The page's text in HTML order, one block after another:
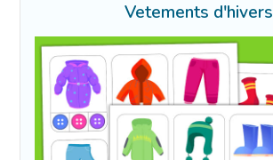
Vetements d'hivers